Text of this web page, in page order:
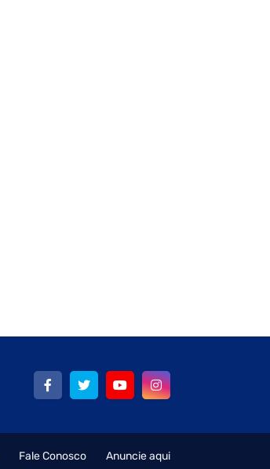
Fale Conosco Anuncie aqui